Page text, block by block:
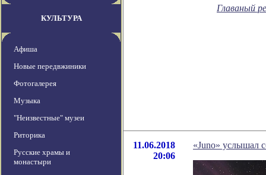
КУЛЬТУРА
Афиша
Новые передвжиники
Фотогалерея
Музыка
"Неизвестные" музеи
Риторика
Русские храмы и
монастыри
Главаный
11.06.2018
20:06
«Juno» услышал